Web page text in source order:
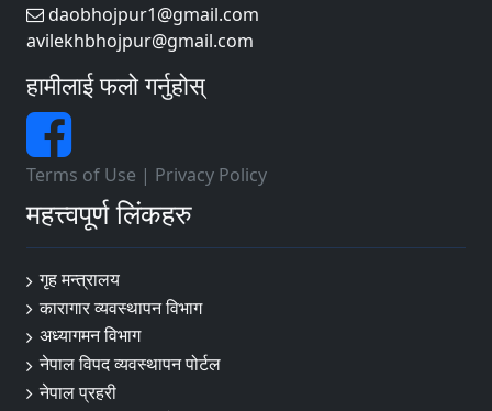
daobhojpur1@gmail.com
avilekhbhojpur@gmail.com
हामीलाई फलो गर्नुहोस्
Terms of Use | Privacy Policy
महत्त्वपूर्ण लिंकहरु
गृह मन्त्रालय
कारागार व्यवस्थापन विभाग
अध्यागमन विभाग
नेपाल विपद व्यवस्थापन पोर्टल
नेपाल प्रहरी